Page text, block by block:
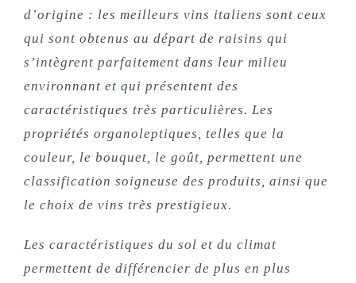
d’origine : les meilleurs vins italiens sont ceux
qui sont obtenus au départ de raisins qui
s’intègrent parfaitement dans leur milieu
environnant et qui présentent des
caractéristiques très particulières. Les
propriétés organoleptiques, telles que la
couleur, le bouquet, le goût, permettent une
classification soigneuse des produits, ainsi que
le choix de vins très prestigieux.
Les caractéristiques du sol et du climat
permettent de différencier de plus en plus